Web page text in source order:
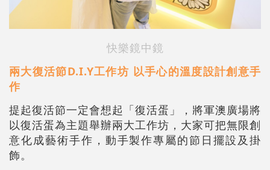
快樂鏡中鏡
兩大復活節D.I.Y工作坊 以手心的溫度設計創意手
作
提起復活節一定會想起「復活蛋」，將軍澳廣場將
以復活蛋為主題舉辦兩大工作坊，大家可把無限創
意化成藝術手作，動手製作專屬的節日擺設及掛
飾。